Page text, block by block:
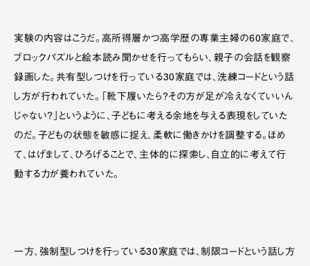
実験の内容はこうだ。高所得層かつ高学歴の専業主婦の60家庭で、
ブロックパズルと絵本読み聞かせを行ってもらい、親子の会話を観察
録画した。共有型しつけを行っている30家庭では、洗練コードという話
し方が行われていた。「靴下履いたら？その方が足が冷えなくていいん
じゃない？」というように、子どもに考える余地を与える表現をしていた
のだ。子どもの状態を敏感に捉え、柔軟に働きかけを調整する。ほめ
て、はげまして、ひろげることで、主体的に探索し、自立的に考えて行
動する力が養われていた。
一方、強制型しつけを行っている30家庭では、制限コードという話し方